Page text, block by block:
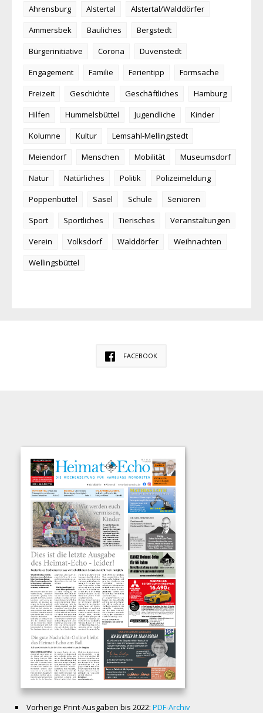
Ahrensburg Alstertal
Alstertal/Walddörfer
Ammersbek
Bauliches
Bergstedt
Bürgerinitiative
Corona
Duvenstedt
Engagement
Familie Ferientipp
Formsache
Freizeit
Geschichte Geschäftliches
Hamburg
Hilfen
Hummelsbüttel Jugendliche
Kinder
Kolumne
Kultur
Lemsahl-Mellingstedt
Meiendorf
Menschen Mobilität
Museumsdorf
Natur
Natürliches Politik
Polizeimeldung
Poppenbüttel
Sasel Schule
Senioren
Sport
Sportliches Tierisches
Veranstaltungen
Verein
Volksdorf Walddörfer
Weihnachten
Wellingsbüttel
FACEBOOK
Vorherige Print-Ausgaben bis 2022: PDF-Archiv